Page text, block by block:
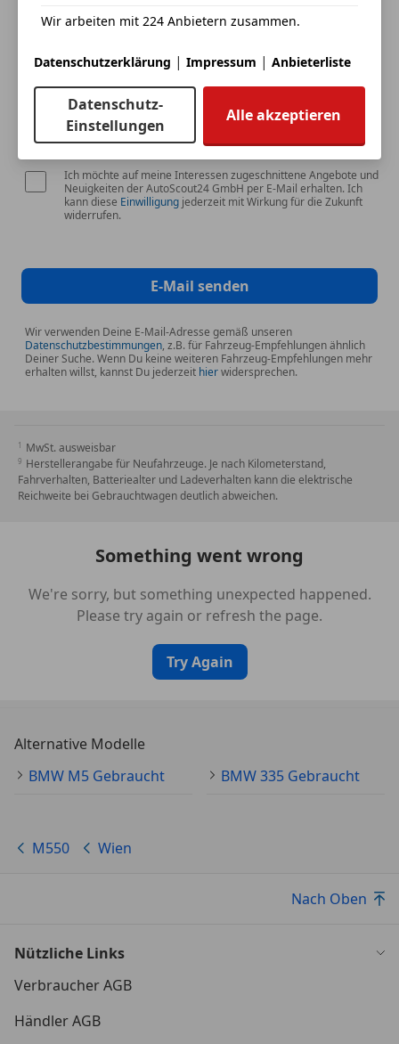
Seitenairbag
Spurhalteassistent
Totwinkel-Assistent
Traktionskontrolle
Verkehrszeichenerkennung
Extras
Alufelgen
Ambientebeleuchtung
Elektronische Parkbremse
Scheinwerferreinigung
Sommerreifen
Spoiler
Sportfahrwerk
Touchscreen
Tuning
Winterreifen
Deine E-Mail
Deine Telefonnummer (optional)
Ich möchte auf meine Interessen zugeschnittene Angebote und
Neuigkeiten der AutoScout24 GmbH per E-Mail erhalten. Ich
kann diese Einwilligung jederzeit mit Wirkung für die Zukunft
widerrufen.
E-Mail senden
Wir verwenden Deine E-Mail-Adresse gemäß unseren
Datenschutzbestimmungen, z.B. für Fahrzeug-Empfehlungen ähnlich
Deiner Suche. Wenn Du keine weiteren Fahrzeug-Empfehlungen mehr
erhalten willst, kannst Du jederzeit hierwidersprechen.
MwSt. ausweisbar
Herstellerangabe für Neufahrzeuge. Je nach Kilometerstand,
Fahrverhalten, Batteriealter und Ladeverhalten kann die elektrische
Reichweite bei Gebrauchtwagen deutlich abweichen.
Something went wrong
We're sorry, but something unexpected happened.
Please try again or refresh the page.
Try Again
Alternative Modelle
BMW M5 Gebraucht
BMW 335 Gebraucht
M550 Wien
Nach Oben
Nützliche Links
Verbraucher AGB
Händler AGB
Wir arbeiten mit 224 Anbietern zusammen.
Datenschutzerklärung | Impressum | Anbieterliste
Datenschutz-
Einstellungen
Alle akzeptieren